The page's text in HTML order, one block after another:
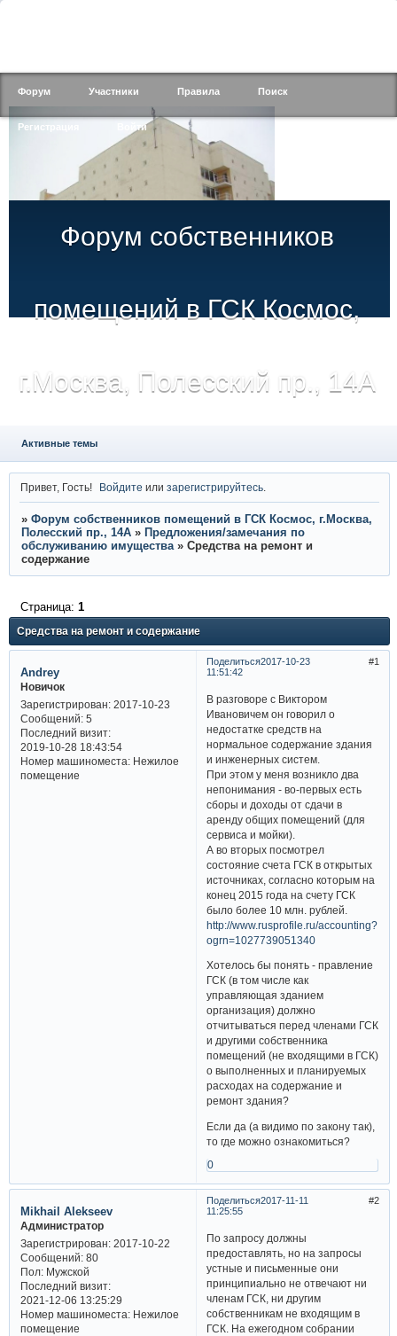
Форум собственников
помещений в ГСК Космос,
г.Москва, Полесский пр., 14А
Форум Участники Правила Поиск
Регистрация Войти
Активные темы
Привет, Гость! Войдите илизарегистрируйтесь
» Форум собственников помещений в ГСК Космос, г.Москва,
Полесский пр., 14А » Предложения/замечания по
обслуживанию имущества » Средства на ремонт и
содержание
Средства на ремонт и содержание
Страница: 1
Поделиться 1
2017-10-23
11:51:42
Andrey
Новичок
Зарегистрирован: 2017-10-23
Сообщений:5
Последний визит:
2019-10-28 18:43:54
Номер машиноместа:Нежилое
помещение
В разговоре с Виктором
Ивановичем он говорил о
недостатке средств на
нормальное содержание здания
и инженерных систем.
При этом у меня возникло два
непонимания - во-первых есть
сборы и доходы от сдачи в
аренду общих помещений (для
сервиса и мойки).
А во вторых посмотрел
состояние счета ГСК в открытых
источниках, согласно которым на
конец 2015 года на счету ГСК
было более 10 млн. рублей.
http://www.rusprofile.ru/accounting?
ogrn=1027739051340
Хотелось бы понять - правление
ГСК (в том числе как
управляющая зданием
организация) должно
отчитываться перед членами ГСК
и другими собственника
помещений (не входящими в ГСК)
о выполненных и планируемых
расходах на содержание и
ремонт здания?
Если да (а видимо по закону так),
то где можно ознакомиться?
0
Поделиться 2
2017-11-11
11:25:55
Mikhail Alekseev
Администратор
Зарегистрирован: 2017-10-22
Сообщений:80
Пол:Мужской
Последний визит:
2021-12-06 13:25:29
Номер машиноместа:Нежилое
помещение
По запросу должны
предоставлять, но на запросы
устные и письменные они
принципиально не отвечают ни
членам ГСК, ни другим
собственникам не входящим в
ГСК. На ежегодном собрании